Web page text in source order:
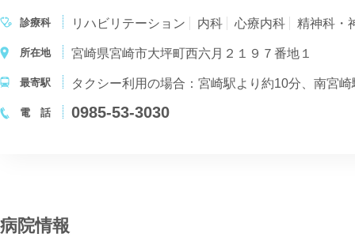
診療科 リハビリテーション 内科 心療内科 精神科・
所在地 宮崎県宮崎市大坪町西六月２１９７番地１
最寄駅 タクシー利用の場合：宮崎駅より約10分、南宮
電 話 0985-53-3030
病院情報